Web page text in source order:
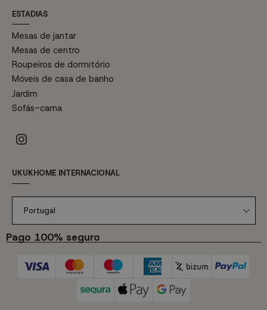
ESTADIAS
Mesas de jantar
Mesas de centro
Roupeiros de dormitório
Móveis de casa de banho
Jardim
Sofás-cama
UKUKHOME INTERNACIONAL
Portugal
Pago 100% seguro